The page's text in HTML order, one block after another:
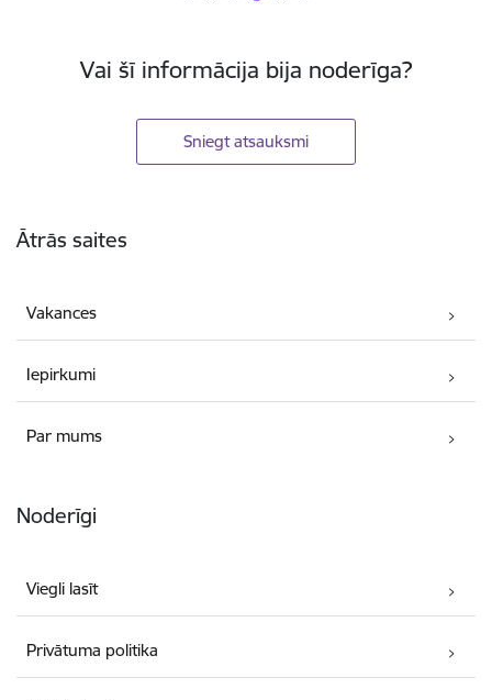
Vai šī informācija bija noderīga?
Sniegt atsauksmi
Ātrās saites
Vakances
Iepirkumi
Par mums
Noderīgi
Viegli lasīt
Privātuma politika